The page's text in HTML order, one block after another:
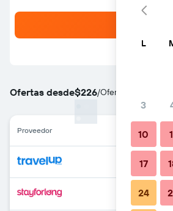
Ofertas desde$226/Oferta más barata
Proveedor
L
3
10
17
24